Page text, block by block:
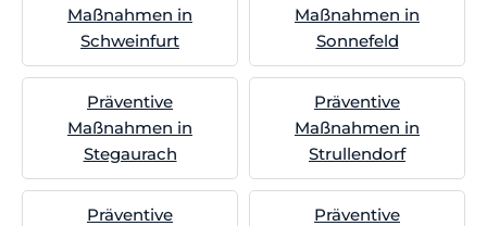
Maßnahmen in
Schweinfurt
Maßnahmen in
Sonnefeld
Präventive
Maßnahmen in
Stegaurach
Präventive
Maßnahmen in
Strullendorf
Präventive
Präventive